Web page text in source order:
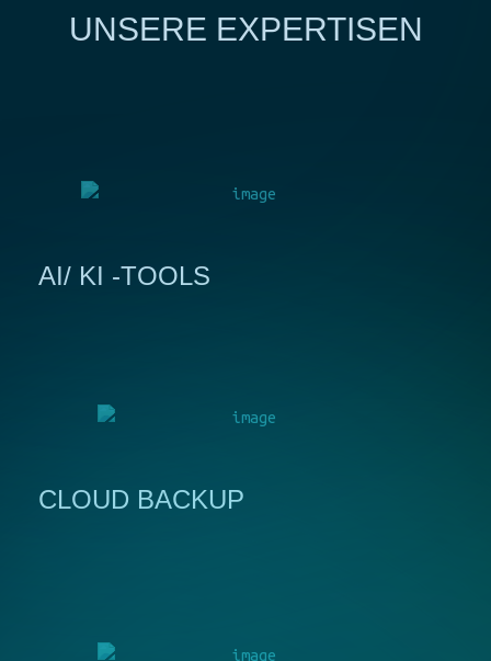
UNSERE EXPERTISEN
AI/ KI -TOOLS
CLOUD BACKUP